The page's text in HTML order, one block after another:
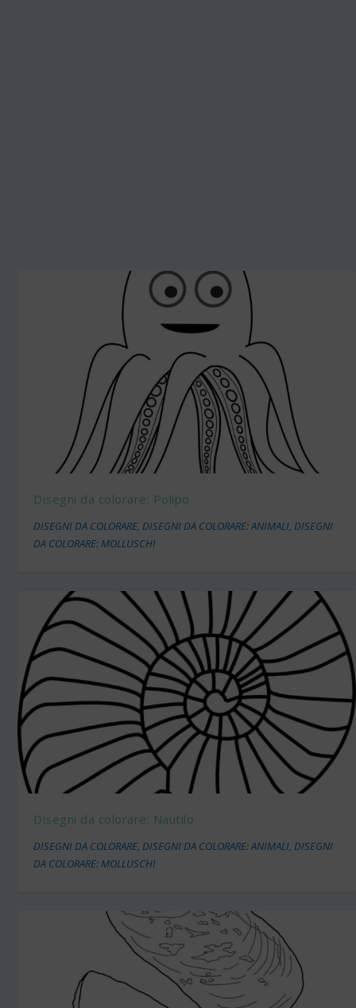
Disegni da colorare: Polipo
DISEGNI DA COLORARE,DISEGNI DA COLORARE: ANIMALI,DISEGNI
DA COLORARE: MOLLUSCHI
Disegni da colorare: Nautilo
DISEGNI DA COLORARE,DISEGNI DA COLORARE: ANIMALI,DISEGNI
DA COLORARE: MOLLUSCHI